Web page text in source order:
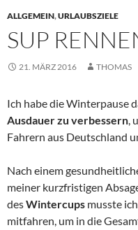
ALLGEMEIN,URLAUBSZIELE
SUP
21. MÄRZ 2016 THOMAS
Ich habe die Winterpause
Ausdauer zu verbessern,
Fahrern aus Deutschland
Nach einem
meiner kurzfristigen
desWintercups musste
mitfahren, um in die